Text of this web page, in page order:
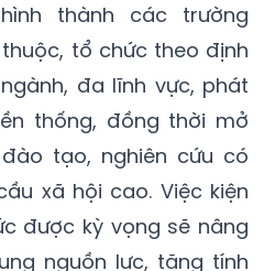
thành các trường
tổ chức theo định
đa lĩnh vực, phát
thống, đồng thời mở
tạo, nghiên cứu có
xã hội cao. Việc kiện
được kỳ vọng sẽ nâng
nguồn lực, tăng tính